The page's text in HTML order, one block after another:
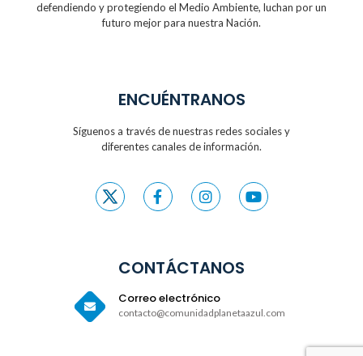
defendiendo y protegiendo el Medio Ambiente, luchan por un
futuro mejor para nuestra Nación.
ENCUÉNTRANOS
Síguenos a través de nuestras redes sociales y
diferentes canales de información.
CONTÁCTANOS
Correo electrónico
contacto@comunidadplanetaazul.com